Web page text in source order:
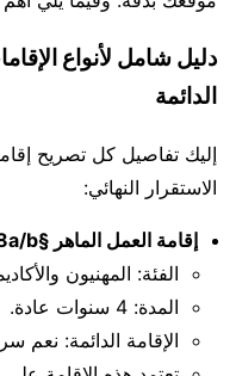
دليل شامل لأنواع
الدائمة
إليك تفاصيل كل تصريح
الاستقرار النهائي:
إقامة العمل الماهر §18a/b:
الفئة: المهنيون
المدة: 4 سنوات عادة.
الإقامة الدائمة: نعم سريعاً: بعد